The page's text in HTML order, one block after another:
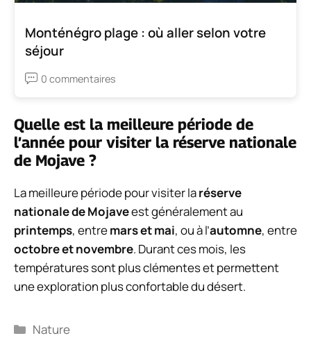
Monténégro plage : où aller selon votre
séjour
0 commentaires
Quelle est la meilleure période de
l’année pour visiter la réserve nationale
de Mojave ?
La meilleure période pour visiter laréserve
nationale de Mojaveest généralement au
printemps, entremars et mai, ou à l’automne, entre
octobre et novembre. Durant ces mois, les
températures sont plus clémentes et permettent
une exploration plus confortable du désert.
Catégories
Nature